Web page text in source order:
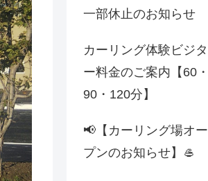
一部休止のお知らせ
カーリング体験ビジタ
ー料金のご案内【60・
90・120分】
📢【カーリング場オー
プンのお知らせ】🥌